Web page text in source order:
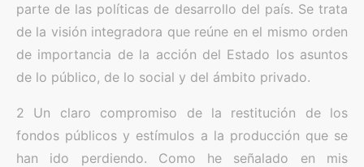
parte de las políticas de desarrollo del país. Se trata
de la visión integradora que reúne en el mismo orden
de importancia de la acción del Estado los asuntos
de lo público, de lo social y del ámbito privado.
2 Un claro compromiso de la restitución de los
fondos públicos y estímulos a la producción que se
han ido perdiendo. Como he señalado en mis